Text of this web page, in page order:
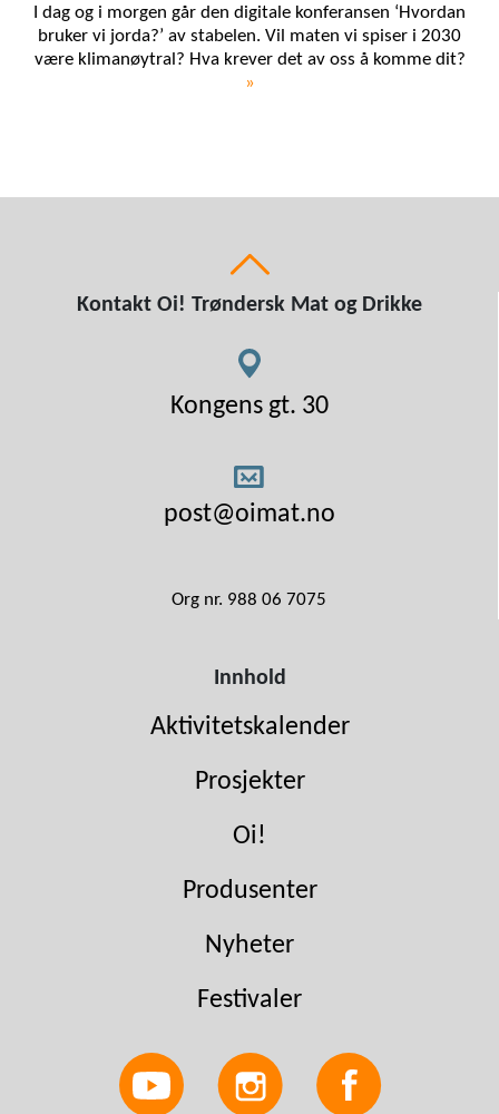
I dag og i morgen går den digitale konferansen ‘Hvordan
bruker vi jorda?’ av stabelen. Vil maten vi spiser i 2030
være klimanøytral? Hva krever det av oss å komme dit?
»
Kontakt Oi! Trøndersk Mat og Drikke
Kongens gt. 30
post@oimat.no
Org nr. 988 06 7075
Innhold
Aktivitetskalender
Prosjekter
Oi!
Produsenter
Nyheter
Festivaler